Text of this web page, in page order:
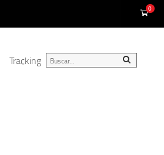
0
Tracking